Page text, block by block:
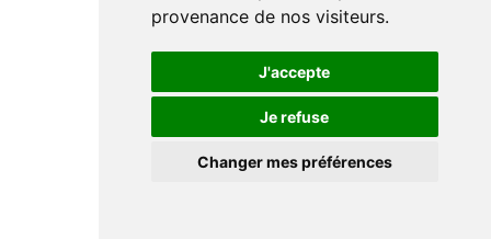
provenance de nos visiteurs.
J'accepte
Je refuse
Changer mes préférences